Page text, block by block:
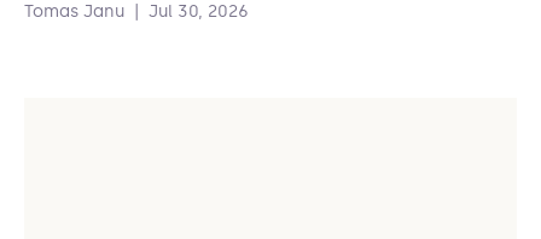
Tomas Janu Jul 30, 2026